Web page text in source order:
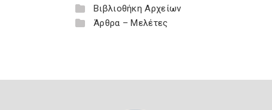
Βιβλιοθήκη Αρχείων
Άρθρα – Μελέτες